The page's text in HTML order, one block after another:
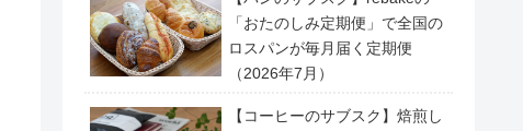
「おたのしみ定期便」で全国の
ロスパンが毎月届く定期便
（2026年7月）
【コーヒーのサブスク】焙煎し